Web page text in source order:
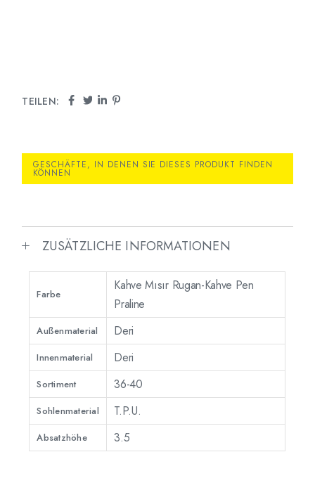
TEILEN:
GESCHÄFTE, IN DENEN SIE DIESES PRODUKT FINDEN
KÖNNEN
ZUSÄTZLICHE INFORMATIONEN
Farbe
Kahve Mısır Rugan-Kahve Pen
Praline
Außenmaterial Deri
Innenmaterial Deri
Sortiment 36-40
Sohlenmaterial T.P.U.
Absatzhöhe 3.5